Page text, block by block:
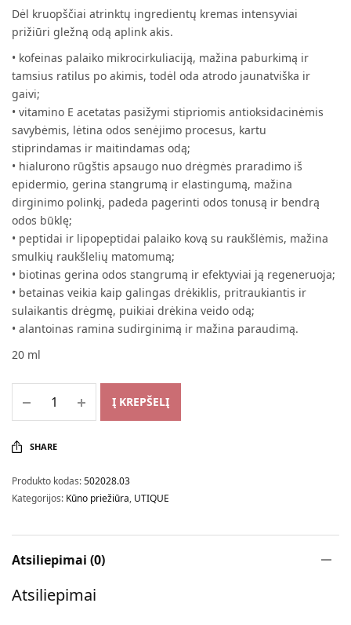
Dėl kruopščiai atrinktų ingredientų kremas intensyviai
prižiūri gležną odą aplink akis.
• kofeinas palaiko mikrocirkuliaciją, mažina paburkimą ir
tamsius ratilus po akimis, todėl oda atrodo jaunatviška ir
gaivi;
• vitamino E acetatas pasižymi stipriomis antioksidacinėmis
savybėmis, lėtina odos senėjimo procesus, kartu
stiprindamas ir maitindamas odą;
• hialurono rūgštis apsaugo nuo drėgmės praradimo iš
epidermio, gerina stangrumą ir elastingumą, mažina
dirginimo polinkį, padeda pagerinti odos tonusą ir bendrą
odos būklę;
• peptidai ir lipopeptidai palaiko kovą su raukšlėmis, mažina
smulkių raukšlelių matomumą;
• biotinas gerina odos stangrumą ir efektyviai ją regeneruoja;
• betainas veikia kaip galingas drėkiklis, pritraukiantis ir
sulaikantis drėgmę, puikiai drėkina veido odą;
• alantoinas ramina sudirginimą ir mažina paraudimą.
20 ml
Į KREPŠELĮ
SHARE
Produkto kodas:502028.03
Kategorijos: Kūno priežiūra, UTIQUE
Atsiliepimai (0)
Atsiliepimai